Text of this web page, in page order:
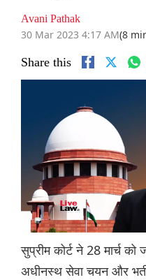
Avani Pathak
30 Mar 2023 4:17 AM(8
Share this
सुप्रीम कोर्ट ने 28 मार्च
अधीनस्थ सेवा चयन और भर्ती